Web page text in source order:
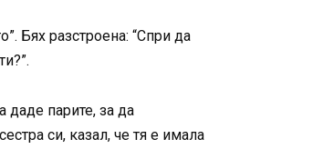
Бях разстроена: “Спри да
даде парите, за да
си, казал, че тя е имала